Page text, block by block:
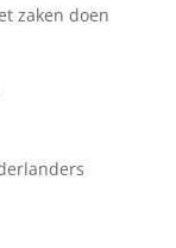
zaken doen